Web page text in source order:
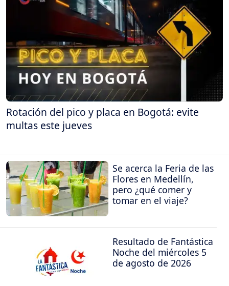
Rotación del pico y placa en Bogotá: evite
multas este jueves
Se acerca la Feria de las
Flores en Medellín,
pero ¿qué comer y
tomar en el viaje?
Resultado de Fantástica
Noche del miércoles 5
de agosto de 2026